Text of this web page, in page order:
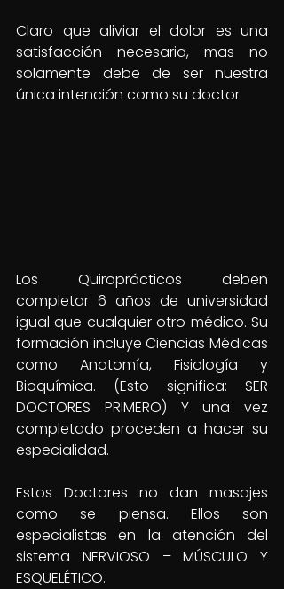
Claro que aliviar el dolor es una
satisfacción necesaria, mas no
solamente debe de ser nuestra
única intención como su doctor.
Los Quiroprácticos deben
completar 6 años de universidad
igual que cualquier otro médico. Su
formación incluye Ciencias Médicas
como Anatomía, Fisiología y
Bioquímica. (Esto significa: SER
DOCTORES PRIMERO) Y una vez
completado proceden a hacer su
especialidad.
Estos Doctores no dan masajes
como se piensa. Ellos son
especialistas en la atención del
sistema NERVIOSO – MÚSCULO Y
ESQUELÉTICO.